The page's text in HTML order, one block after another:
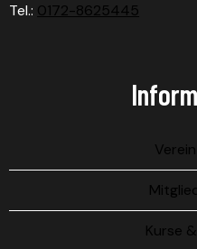
Tel.: 0172-8625445
Kurse